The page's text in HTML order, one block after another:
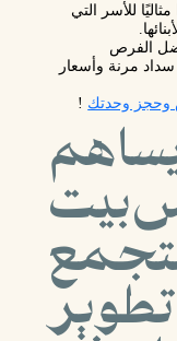
للأسر التي
الفرص
2025، مع خطط سداد مرنة وأسعار
وحجز وحدتك !
بيت